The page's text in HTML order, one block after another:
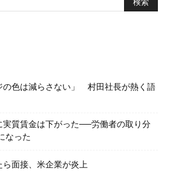
の色は減らさない」 村田社長が熱く語
実質賃金は下がった──労働者の取り分
なった
面接、米企業が炎上